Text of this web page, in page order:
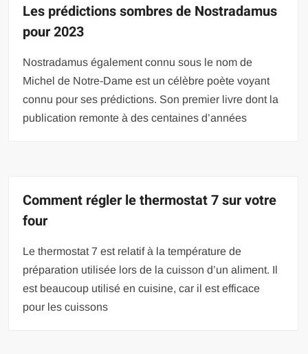
Les prédictions sombres de Nostradamus
pour 2023
Nostradamus également connu sous le nom de
Michel de Notre-Dame est un célèbre poète voyant
connu pour ses prédictions. Son premier livre dont la
publication remonte à des centaines d’années
Comment régler le thermostat 7 sur votre
four
Le thermostat 7 est relatif à la température de
préparation utilisée lors de la cuisson d’un aliment. Il
est beaucoup utilisé en cuisine, car il est efficace
pour les cuissons